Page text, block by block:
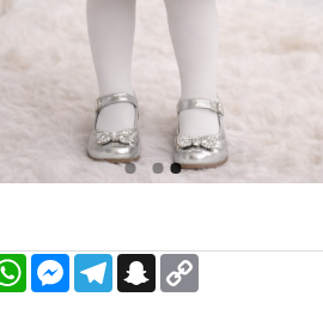
TelegramSnapchat Copy
Link